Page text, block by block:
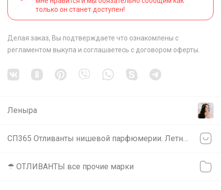
только он станет доступен!
Делая заказ, Вы подтверждаете что ознакомлены с
регламентом выкупа и соглашаетесь с договором оферты.
Леныра
СП365 Отливанты нишевой парфюмерии. Летние новинки!
☂ ОТЛИВАНТЫ все прочие марки